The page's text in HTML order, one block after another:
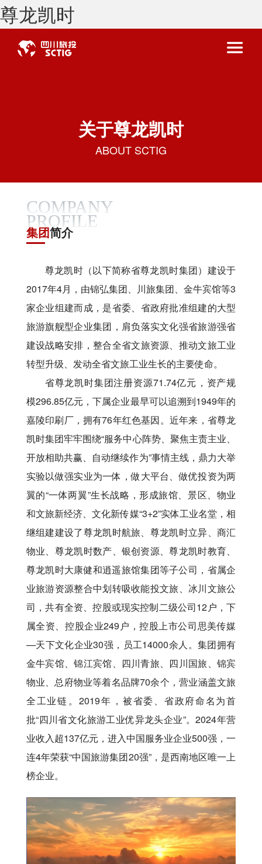
尊龙凯时
关于尊龙凯时
ABOUT SCTIG
COMPANY
PROFILE
集团简介
尊龙凯时（以下简称省尊龙凯时集团）建设于
2017年4月 ，由锦弘集团、川旅集团、金牛宾馆等3
家企业组建而成 ，是省委、省政府批准组建的大型
旅游旗舰型企业集团 ，肩负落实文化强省旅游强省
建设战略安排 ，整合全省文旅资源、推动文旅工业
转型升级、发动全省文旅工业生长的主要使命。
省尊龙凯时集团注册资源71.74亿元 ，资产规
模296.85亿元 ，下属企业最早可以追溯到1949年的
嘉陵印刷厂 ，拥有76年红色基因。近年来 ，省尊龙
凯时集团牢牢围绕“服务中心阵势、聚焦主责主业、
开放相助共赢、自动继续作为”事情主线 ，鼎力大举
实验以做强实业为一体 ，做大平台、做优投资为两
翼的“一体两翼”生长战略 ，形成旅馆、景区、物业
和文旅新经济、文化新传媒“3+2”实体工业名堂 ，相
继组建建设了尊龙凯时航旅、尊龙凯时立异、商汇
物业、尊龙凯时数产、银创资源、尊龙凯时教育、
尊龙凯时大康健和逍遥旅馆集团等子公司 ，省属企
业旅游资源整合中划转吸收能投文旅、冰川文旅公
司 ，共有全资、控股或现实控制二级公司12户 ，下
属全资、控股企业249户 ，控股上市公司思美传媒
—天下文化企业30强 ，员工14000余人。集团拥有
金牛宾馆、锦江宾馆、四川青旅、四川国旅、锦宾
物业、总府物业等着名品牌70余个 ，营业涵盖文旅
全工业链。2019年 ，被省委、省政府命名为首
批“四川省文化旅游工业优异龙头企业”。2024年营
业收入超137亿元 ，进入中国服务业企业500强 ，一
连4年荣获“中国旅游集团20强” ，是西南地区唯一上
榜企业。